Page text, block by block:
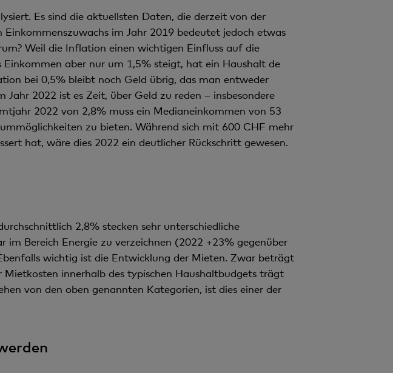
Es sind die aktuellsten Daten, die derzeit von der
im Jahr 2019 bedeutet jedoch etwas
Weil die Inflation einen wichtigen Einfluss auf die
aber nur um 1,5% steigt, hat ein Haushalt de
bei 0,5% bleibt noch Geld übrig, das man entweder
2022 ist es Zeit, über Geld zu reden – insbesondere
2022 von 2,8% muss ein Medianeinkommen von 53
zu bieten. Während sich mit 600 CHF mehr
hat, wäre dies 2022 ein deutlicher Rückschritt gewesen.
2,8% stecken sehr unterschiedliche
im Bereich Energie zu verzeichnen (2022 +23% gegenüber
wichtig ist die Entwicklung der Mieten. Zwar beträgt
innerhalb des typischen Haushaltbudgets trägt
von den oben genannten Kategorien, ist dies einer der